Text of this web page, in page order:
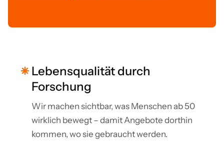
Lebensqualität durch
Forschung
Wir machen sichtbar, was Menschen ab 50
wirklich bewegt – damit Angebote dorthin
kommen, wo sie gebraucht werden.